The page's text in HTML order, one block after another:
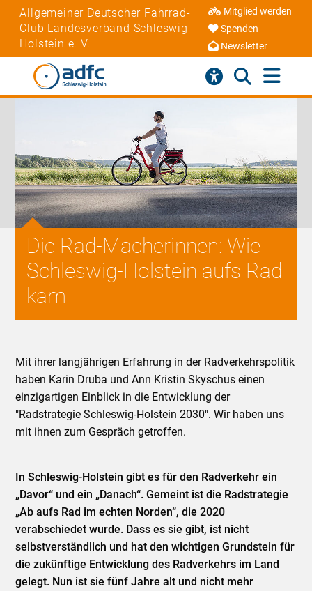
Allgemeiner Deutscher Fahrrad-
Club Landesverband Schleswig-
Holstein e. V.
Mitglied werden
Spenden
Newsletter
Die Rad-Macherinnen: Wie
Schleswig-Holstein aufs Rad
kam
Mit ihrer langjährigen Erfahrung in der Radverkehrspolitik
haben Karin Druba und Ann Kristin Skyschus einen
einzigartigen Einblick in die Entwicklung der
"Radstrategie Schleswig-Holstein 2030". Wir haben uns
mit ihnen zum Gespräch getroffen.
In Schleswig-Holstein gibt es für den Radverkehr ein
„Davor“ und ein „Danach“. Gemeint ist die Radstrategie
„Ab aufs Rad im echten Norden“, die 2020
verabschiedet wurde. Dass es sie gibt, ist nicht
selbstverständlich und hat den wichtigen Grundstein für
die zukünftige Entwicklung des Radverkehrs im Land
gelegt. Nun ist sie fünf Jahre alt und nicht mehr